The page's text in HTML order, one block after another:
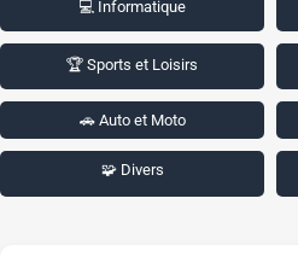
💻 Informatique
🏆 Sports et Loisirs
🚗 Auto et Moto
🧩 Divers